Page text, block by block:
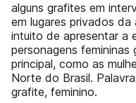
alguns grafites em
em lugares privados
intuito de apresentar a
personagens
principal, como as
Norte do Brasil.
grafite, feminino.